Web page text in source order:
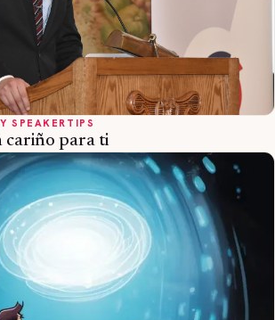
SPEAKERTIPS
cariño para ti